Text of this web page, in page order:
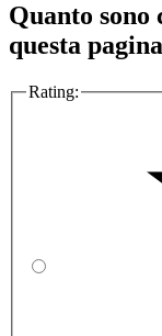
Quanto
questa
Rating: